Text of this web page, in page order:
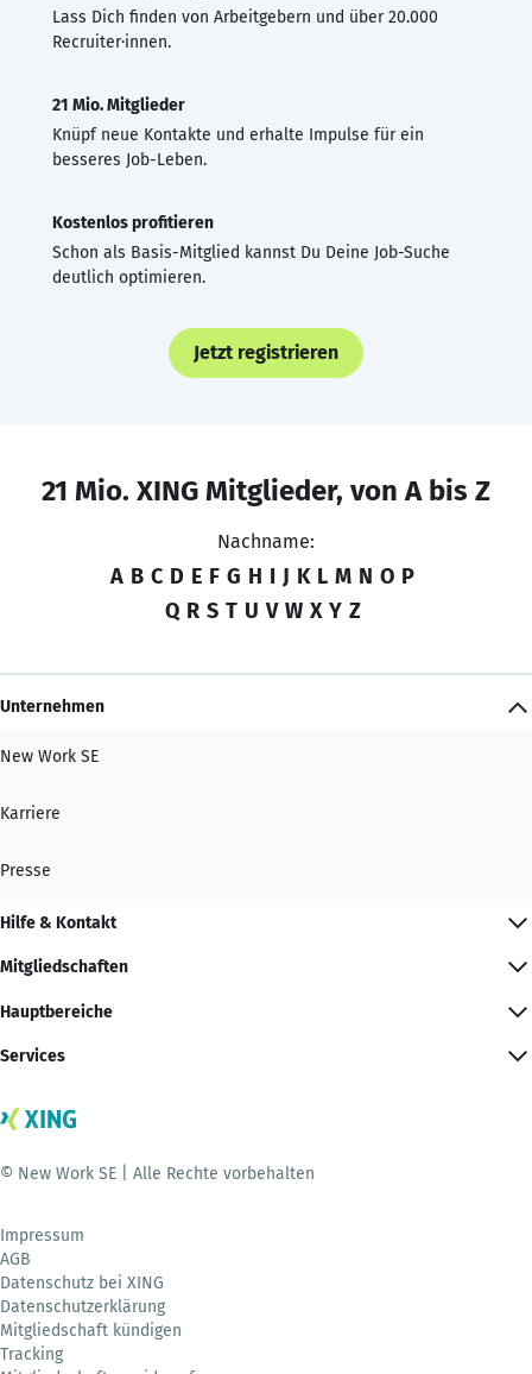
Lass Dich finden von Arbeitgebern und über 20.000
Recruiter·innen.
21 Mio. Mitglieder
Knüpf neue Kontakte und erhalte Impulse für ein
besseres Job-Leben.
Kostenlos profitieren
Schon als Basis-Mitglied kannst Du Deine Job-Suche
deutlich optimieren.
Jetzt registrieren
21 Mio. XING Mitglieder, von A bis Z
Nachname:
A B C D E F G H I J K L M N O P
Q R S T U V W X Y Z
Unternehmen
New Work SE
Karriere
Presse
Hilfe & Kontakt
Mitgliedschaften
Hauptbereiche
Services
© New Work SE | Alle Rechte vorbehalten
Impressum
AGB
Datenschutz bei XING
Datenschutzerklärung
Mitgliedschaft kündigen
Tracking